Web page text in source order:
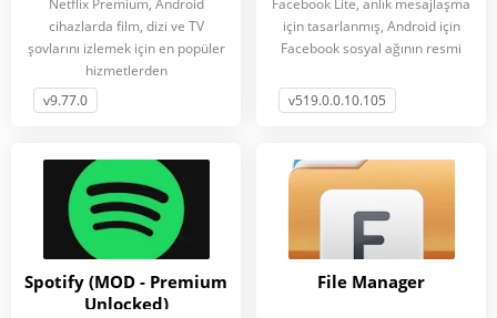
Netflix Premium, Android
cihazlarda film, dizi ve TV
şovlarını izlemek için en popüler
hizmetlerden
v9.77.0
Facebook Lite, anlık mesajlaşma
için tasarlanmış, Android için
Facebook sosyal ağının resmi
v519.0.0.10.105
Spotify (MOD - Premium
Unlocked)
File Manager